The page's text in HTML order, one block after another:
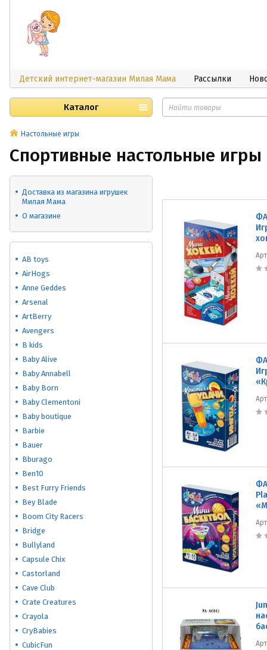
Детский интернет-магазин Милая Мама Рассылки
Каталог
Настольные игры
Спортивные настольные игры
Доставка из магазина игрушек
Милая Мама
О магазине
AB toys
AirHogs
Anne Geddes
Arsenal
ArtBerry
Avengers
B kids
Baby Alive
Baby Annabell
Baby Born
Baby Clementoni
Baby boutique
Barbie
Bauer
Bburago
Ben10
Best Furry Friends
Bey Blade
Boom City Racers
Bridge
Bullyland
Capsule Chix
Castorland
Cave Club
Crate Creatures
Crayola
CryBabies
CubicFun